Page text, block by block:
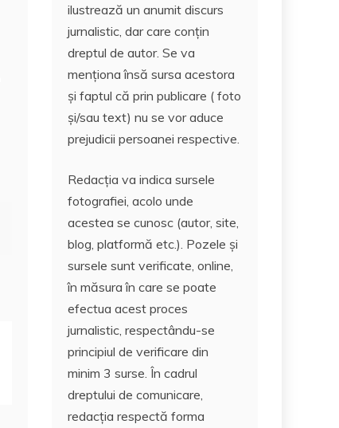
ilustrează un anumit discurs
jurnalistic, dar care conțin
dreptul de autor. Se va
menționa însă sursa acestora
și faptul că prin publicare ( foto
și/sau text) nu se vor aduce
prejudicii persoanei respective.
Redacția va indica sursele
fotografiei, acolo unde
acestea se cunosc (autor, site,
blog, platformă etc.). Pozele și
sursele sunt verificate, online,
în măsura în care se poate
efectua acest proces
jurnalistic, respectându-se
principiul de verificare din
minim 3 surse. În cadrul
dreptului de comunicare,
redacția respectă forma